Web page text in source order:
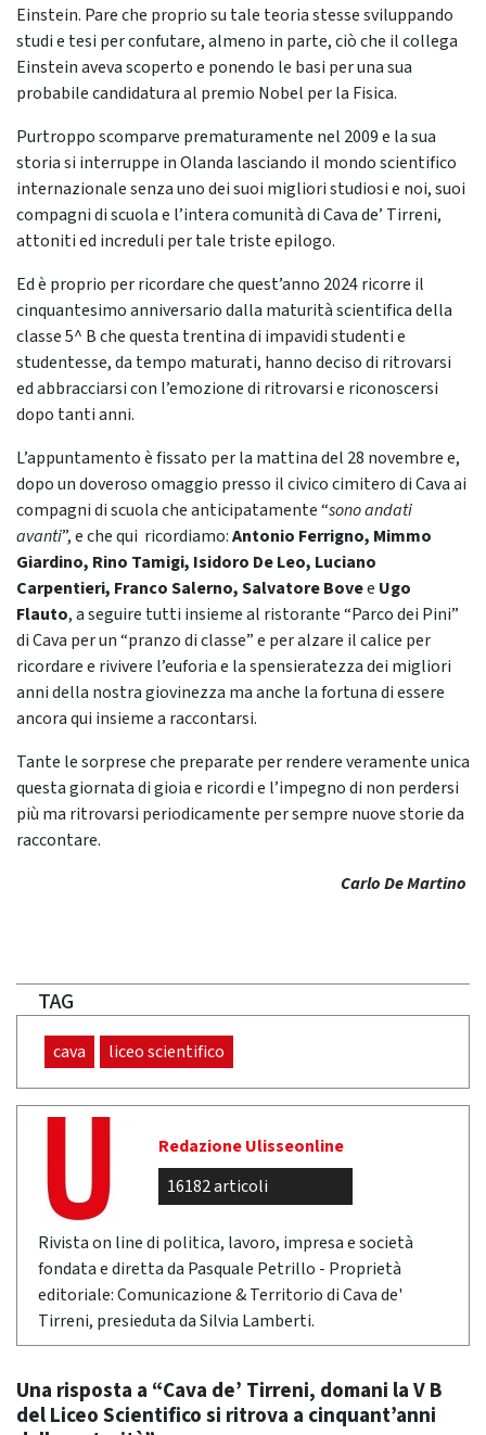
Einstein. Pare che proprio su tale teoriastesse sviluppando
studi e tesi per confutare, almeno in parte, ciò che il collega
Einstein aveva scoperto e ponendo le basi per una sua
probabile candidatura al premio Nobel per la Fisica.
Purtroppo scomparve prematuramente nel 2009 e la sua
storia si interruppe in Olanda lasciando il mondo scientifico
internazionale senza uno dei suoi migliori studiosi e noi, suoi
compagni di scuola e l’intera comunità di Cava de’ Tirreni,
attoniti ed increduli per tale triste epilogo.
Ed è proprio per ricordare che quest’anno 2024 ricorre il
cinquantesimo anniversario dalla maturità scientifica della
classe 5^ B che questa trentina di impavidi studenti e
studentesse, da tempo maturati, hanno deciso di ritrovarsi
ed abbracciarsi con l’emozione di ritrovarsi e riconoscersi
dopo tanti anni.
L’appuntamento è fissato per la mattina del 28 novembre e,
dopo un doveroso omaggio presso il civico cimitero di Cava ai
compagni di scuola che anticipatamente “sono andati
avanti”, e che qui ricordiamo:Antonio Ferrigno, Mimmo
Giardino, Rino Tamigi, Isidoro De Leo, Luciano
Carpentieri, Franco Salerno, Salvatore Bovee Ugo
Flauto, a seguire tutti insieme al ristorante “Parco dei Pini”
di Cava per un “pranzo di classe” e per alzare il calice per
ricordare e rivivere l’euforia e la spensieratezza dei migliori
anni della nostra giovinezza ma anche la fortuna di essere
ancora qui insieme a raccontarsi.
Tante le sorprese che preparate per rendere veramente unica
questa giornata di gioia e ricordi e l’impegno di non perdersi
più ma ritrovarsi periodicamente per sempre nuove storie da
raccontare.
Carlo De Martino
TAG
cava liceo scientifico
Redazione Ulisseonline
16182 articoli
Rivista on line di politica, lavoro, impresa e società
fondata e diretta da Pasquale Petrillo - Proprietà
editoriale: Comunicazione & Territorio di Cava de'
Tirreni, presieduta da Silvia Lamberti.
Una risposta a “Cava de’ Tirreni, domani la V B
del Liceo Scientifico si ritrova a cinquant’anni